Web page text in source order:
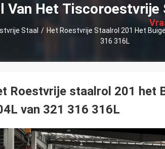
述
Van Het
Staal / Het Roestvrije Staalrol 201 Het
316 316L
Roestvrije staalrol 201 het
van 321 316 316L